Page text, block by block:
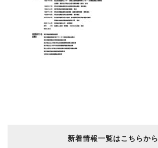
新着情報一覧はこちらから